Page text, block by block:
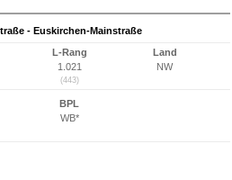
- Euskirchen-Mainstraße
L-Rang
1.021
(443)
Land
NW
BPL
WB*